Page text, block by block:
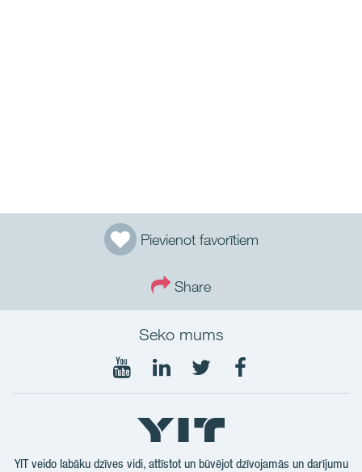
Pievienot favorītiem
Share
Seko mums
Seko
mums
YouTube
Seko
mums
LinkedIn
Seko
mums
Twtitter
Seko
YIT veido labāku dzīves vidi, attīstot un būvējot dzīvojamās un darījumu